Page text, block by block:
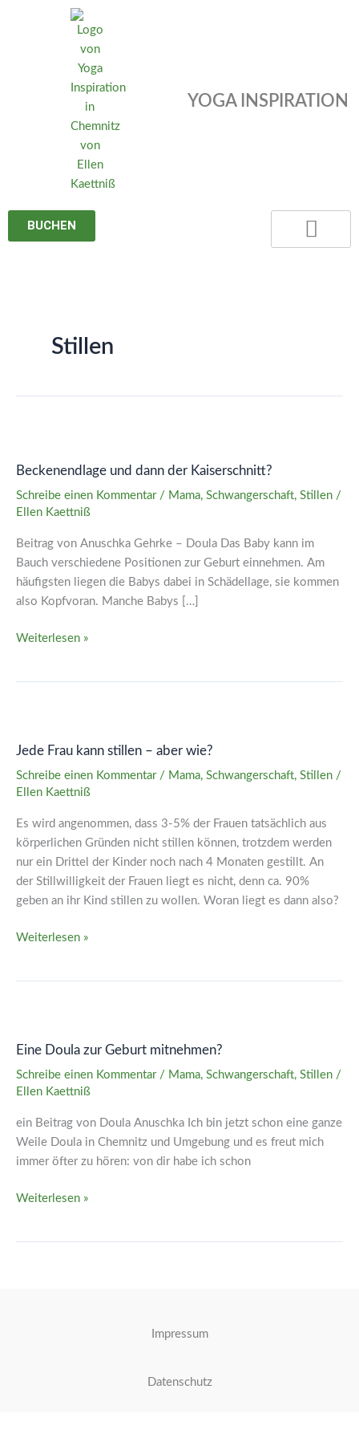
YOGA INSPIRATION
BUCHEN
Stillen
Beckenendlage und dann der Kaiserschnitt?
Schreibe einen Kommentar / Mama, Schwangerschaft, Stillen /
Ellen Kaettniß
Beitrag von Anuschka Gehrke – Doula Das Baby kann im
Bauch verschiedene Positionen zur Geburt einnehmen. Am
häufigsten liegen die Babys dabei in Schädellage, sie kommen
also Kopfvoran. Manche Babys […]
dann
der
Kaiserschnitt?
Weiterlesen »
Jede Frau kann stillen – aber wie?
Schreibe einen Kommentar / Mama, Schwangerschaft, Stillen /
Ellen Kaettniß
Es wird angenommen, dass 3-5% der Frauen tatsächlich aus
körperlichen Gründen nicht stillen können, trotzdem werden
nur ein Drittel der Kinder noch nach 4 Monaten gestillt. An
der Stillwilligkeit der Frauen liegt es nicht, denn ca. 90%
geben an ihr Kind stillen zu wollen. Woran liegt es dann also?
kann
stillen
–
wie?
Weiterlesen »
Eine Doula zur Geburt mitnehmen?
Schreibe einen Kommentar / Mama, Schwangerschaft, Stillen /
Ellen Kaettniß
ein Beitrag von Doula Anuschka Ich bin jetzt schon eine ganze
Weile Doula in Chemnitz und Umgebung und es freut mich
immer öfter zu hören: von dir habe ich schon
zur
Geburt
mitnehmen?
Weiterlesen »
Impressum
Datenschutz